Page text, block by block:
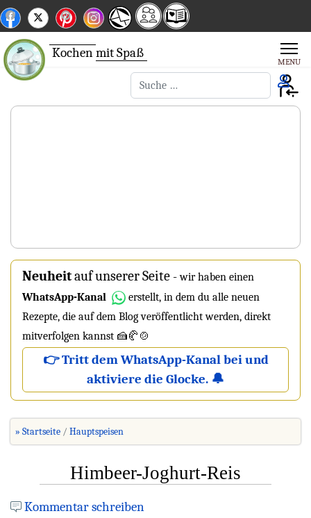
Kochenmit Spaß
Suchen
Neuheitauf unserer Seite -wir haben einen
WhatsApp-Kanal
erstellt, in dem du alle neuen
Rezepte, die auf dem Blog veröffentlicht werden, direkt
mitverfolgen kannst 🍰🥐🍲
👉 Tritt dem WhatsApp-Kanal bei und
aktiviere die Glocke. 🔔
» Startseite Hauptspeisen
Himbeer-Joghurt-Reis
Kommentar schreiben